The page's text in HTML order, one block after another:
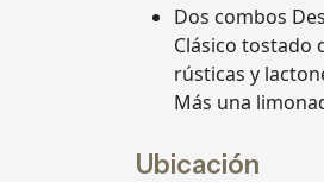
Dos combos
Clásico tostado
rústicas y
Más una
Ubicación